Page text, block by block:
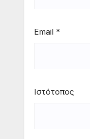
Email *
Ιστότοπος